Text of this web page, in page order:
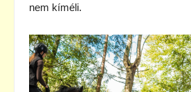
nem kíméli.